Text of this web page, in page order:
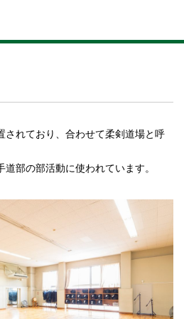
されており、合わせて柔剣道場と呼
部の部活動に使われています。